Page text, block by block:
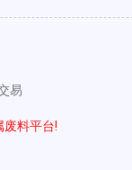
易
料平台!